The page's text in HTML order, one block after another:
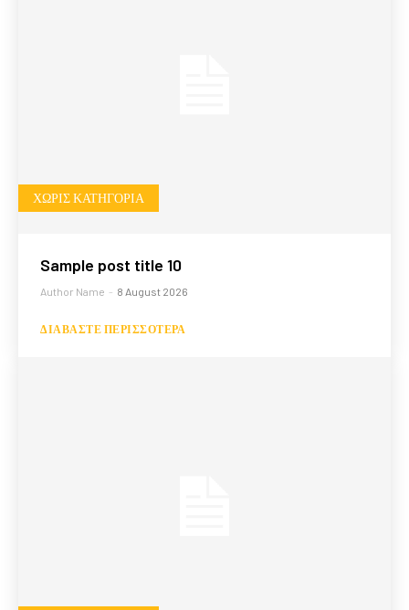
ΧΩΡΊΣ ΚΑΤΗΓΟΡΊΑ
Sample post title 10
Author Name - 8 August 2026
ΔΙΑΒΆΣΤΕ ΠΕΡΙΣΣΌΤΕΡΑ